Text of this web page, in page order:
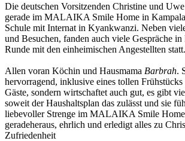
Die deutschen Vorsitzenden Christine und
gerade im MALAIKA Smile Home in
Schule mit Internat in Kyankwanzi. Neben
und Besuchen, fanden auch viele Gespräche
Runde mit den einheimischen Angestellten statt.
Allen voran Köchin und Hausmama Barbrah.
hervorragend, inklusive eines tollen Frühstücks
Gäste, sondern wirtschaftet auch gut, es gibt
soweit der Haushaltsplan das zulässt und sie
liebevoller Strenge im MALAIKA Smile
geradeheraus, ehrlich und erledigt alles zu
Zufriedenheit